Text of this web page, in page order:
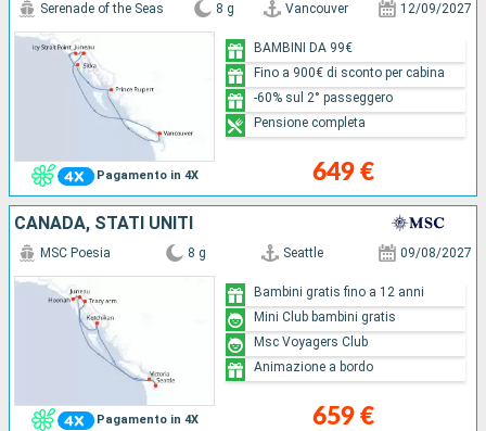
Pagamento in 4X
Serenade of the Seas 8 g Vancouver 12/09/2027
649 €
BAMBINI DA 99€
Fino a 900€ di sconto per cabina
-60% sul 2° passeggero
Pensione completa
CANADA, STATI UNITI
Pagamento in 4X
MSC Poesia 8 g Seattle 09/08/2027
659 €
Bambini gratis fino a 12 anni
Mini Club bambini gratis
Msc Voyagers Club
Animazione a bordo